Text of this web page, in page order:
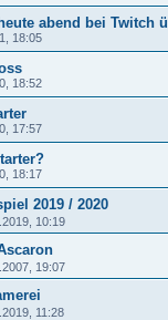
abend bei Twitch
18:05
18:52
17:57
18:17
2019 / 2020
10:19
19:07
11:28